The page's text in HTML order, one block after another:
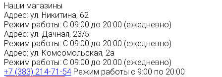
Наши магазины
Адрес: ул. Никитина, 62
Режим работы: С 09:00 до 20:00 (ежедневно)
Адрес: ул. Дачная, 23/5
Режим работы: С 09:00 до 20:00 (ежедневно)
Адрес: ул. Комсомольская, 2а
Режим работы: С 09:00 до 20:00 (ежедневно)
+7 (383) 214-71-54 Режим работы с 9:00 по 20:00